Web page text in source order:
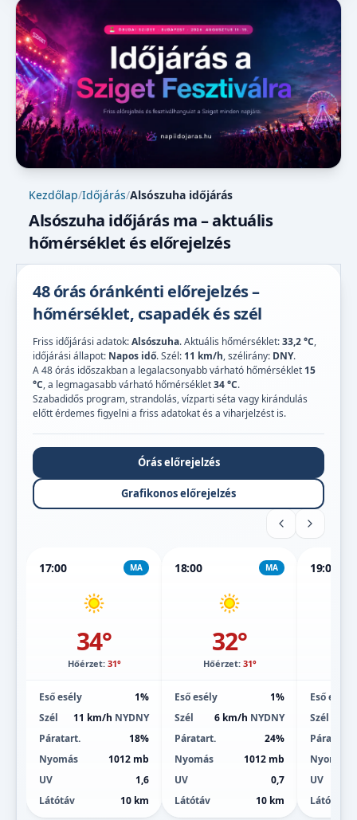
Kezdőlap/Időjárás/Alsószuha időjárás
Alsószuha időjárás ma – aktuális
hőmérséklet és előrejelzés
48 órás óránkénti előrejelzés –
hőmérséklet, csapadék és szél
Friss időjárási adatok:Alsószuha. Aktuális hőmérséklet:33,2 °C,
időjárási állapot: Napos idő. Szél: 11 km/h, szélirány: DNY.
A 48 órás időszakban a legalacsonyabb várható hőmérséklet 15
°C, a legmagasabb várható hőmérséklet34 °C.
Szabadidős program, strandolás, vízparti séta vagy kirándulás
előtt érdemes figyelni a friss adatokat és a viharjelzést is.
Órás előrejelzés
Grafikonos előrejelzés
17:00 MA
34°
Hőérzet: 31°
Eső esély
1%
Szél
11 km/h NYDNY
Páratart.
18%
Nyomás
1012 mb
UV
1,6
Látótáv
10 km
18:00 MA
32°
Hőérzet: 31°
Eső esély
1%
Szél
6 km/h NYDNY
Páratart.
24%
Nyomás
1012 mb
UV
0,7
Látótáv
10 km
19:00
Eső esély
Szél
Páratart.
Nyomás
UV
Látótáv